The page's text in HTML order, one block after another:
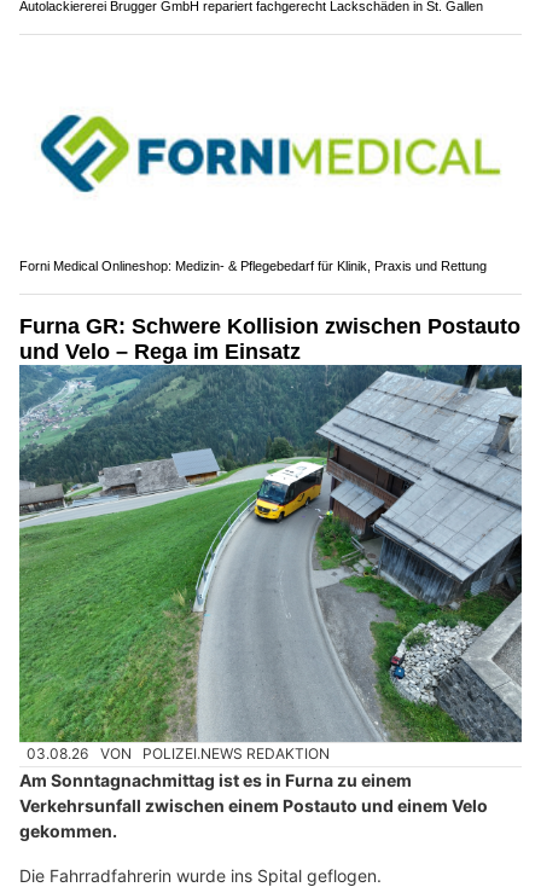
Autolackiererei Brugger GmbH repariert fachgerecht Lackschäden in St. Gallen
Forni Medical Onlineshop: Medizin- & Pflegebedarf für Klinik, Praxis und Rettung
Furna GR: Schwere Kollision zwischen Postauto
und Velo – Rega im Einsatz
03.08.26 VON POLIZEI.NEWS REDAKTION
Am Sonntagnachmittag ist es in Furna zu einem
Verkehrsunfall zwischen einem Postauto und einem Velo
gekommen.
Die Fahrradfahrerin wurde ins Spital geflogen.